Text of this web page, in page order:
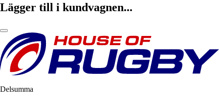
Lägger till i kundvagnen...
Delsumma